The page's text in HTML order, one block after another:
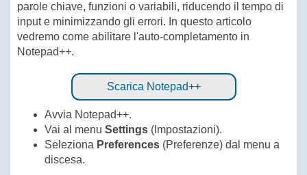
parole chiave, funzioni o variabili, riducendo il tempo di
input e minimizzando gli errori. In questo articolo
vedremo come abilitare l'auto-completamento in
Notepad++.
Scarica Notepad++
Avvia Notepad++.
Vai al menu Settings (Impostazioni).
Seleziona Preferences (Preferenze) dal menu a
discesa.